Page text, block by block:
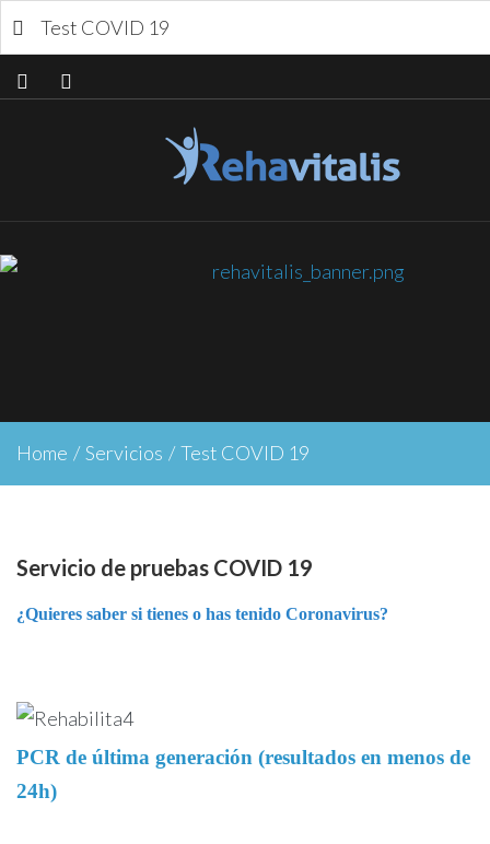
Test COVID 19
Home / Servicios / Test COVID 19
Servicio de pruebas COVID 19
¿Quieres saber si tienes o has tenido Coronavirus?
PCR de última generación (resultados en menos de
24h)